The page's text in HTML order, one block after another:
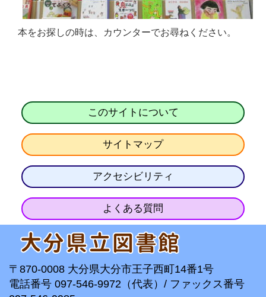
本をお探しの時は、カウンターでお尋ねください。
このサイトについて
サイトマップ
アクセシビリティ
よくある質問
〒870-0008 大分県大分市王子西町14番1号
電話番号 097-546-9972（代表）/ ファックス番号